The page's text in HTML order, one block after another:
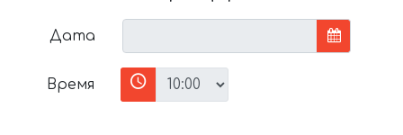
Дата
Время